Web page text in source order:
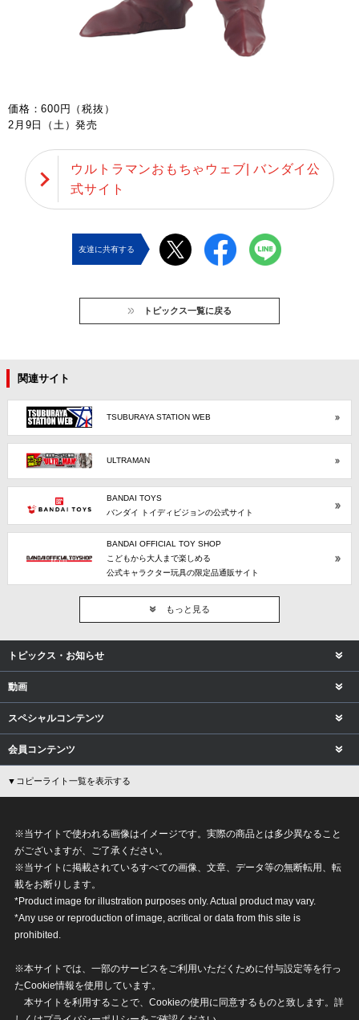
価格：600円（税抜）
2月9日（土）発売
ウルトラマンおもちゃウェブ| バンダイ公
式サイト
友達に共有する
トピックス一覧に戻る
関連サイト
TSUBURAYA STATION WEB
ULTRAMAN
BANDAI TOYS
バンダイ トイディビジョンの公式サイト
BANDAI OFFICIAL TOY SHOP
こどもから大人まで楽しめる
公式キャラクター玩具の限定品通販サイト
もっと見る
トピックス・お知らせ
動画
スペシャルコンテンツ
会員コンテンツ
▼コピーライト一覧を表示する
※当サイトで使われる画像はイメージです。実際の商品とは多少異なること
がございますが、ご了承ください。
※当サイトに掲載されているすべての画像、文章、データ等の無断転用、転
載をお断りします。
*Product image for illustration purposes only. Actual product may vary.
*Any use or reproduction of image, acritical or data from this site is
prohibited.
※本サイトでは、一部のサービスをご利用いただくために付与設定等を行っ
たCookie情報を使用しています。
本サイトを利用することで、Cookieの使用に同意するものと致します。詳